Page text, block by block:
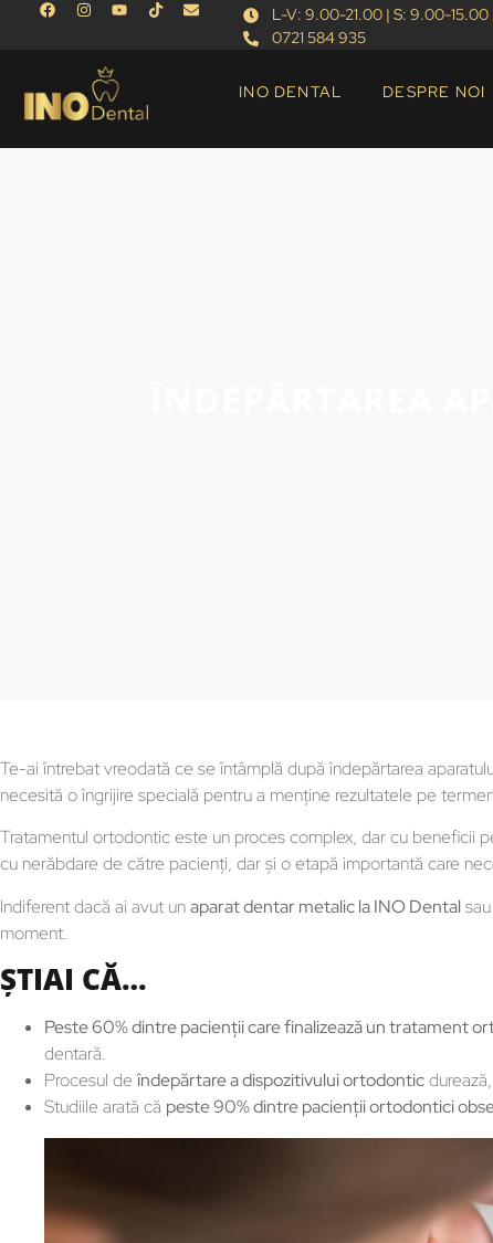
L-V: 9.00-21.00 | S: 9.00-15.00
0721 584 935
INO DENTAL DESPRE NOI
Te-ai întrebat vreodată ce se întâmplă după îndepărtarea
necesită o îngrijire specială pentru a menține rezultatele pe
Tratamentul ortodontic este un proces complex, dar cu beneficii
cu nerăbdare de către pacienţi, dar şi o etapă importantă care
Indiferent dacă ai avut unaparat dentar metalic la INO Dental
moment.
ȘTIAI CĂ…
Peste 60% dintre pacienţii care finalizează un tratament
dentară.
Procesul deîndepărtare a dispozitivului ortodontic
Studiile arată că peste 90% dintre pacienţii ortodontici